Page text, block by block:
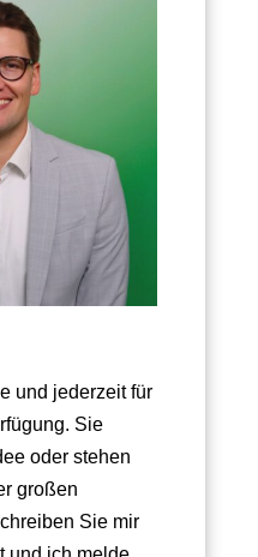
und jederzeit für
Sie
oder stehen
großen
Sie mir